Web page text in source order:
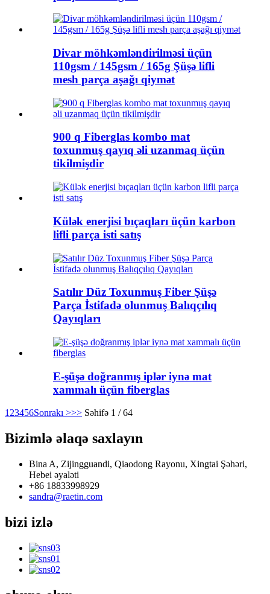
Divar möhkəmləndirilməsi üçün
110gsm / 145gsm / 165g Şüşə lifli
mesh parça aşağı qiymət
900 q Fiberglas kombo mat
toxunmuş qayıq əli uzanmaq üçün
tikilmişdir
Külək enerjisi bıçaqları üçün karbon
lifli parça isti satış
Satılır Düz Toxunmuş Fiber Şüşə
Parça İstifadə olunmuş Balıqçılıq
Qayıqları
E-şüşə doğranmış iplər iynə mat
xammalı üçün fiberglas
123456Sonrakı >>> Səhifə 1 / 64
Bizimlə əlaqə saxlayın
Bina A, Zijingguandi, Qiaodong Rayonu, Xingtai Şəhəri,
Hebei əyaləti
+86 18833998929
sandra@raetin.com
bizi izlə